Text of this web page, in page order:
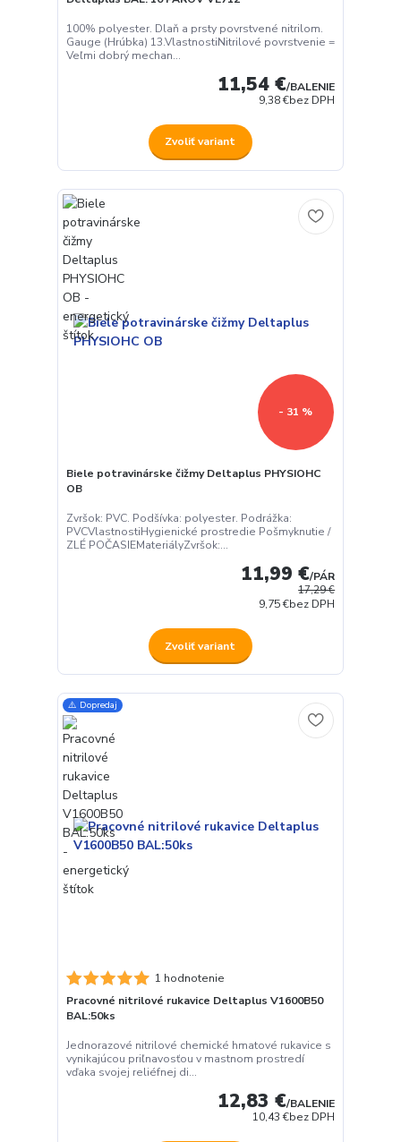
100% polyester. Dlaň a prsty povrstvené nitrilom.
Gauge (Hrúbka) 13.VlastnostiNitrilové povrstvenie =
Veľmi dobrý mechan...
11,54 €/BALENIE
9,38 €bez DPH
Zvoliť variant
- 31 %
Biele potravinárske čižmy Deltaplus PHYSIOHC
OB
Zvršok: PVC. Podšívka: polyester. Podrážka:
PVCVlastnostiHygienické prostredie Pošmyknutie /
ZLÉ POČASIEMateriályZvršok:...
17,29 €
11,99 €/PÁR
9,75 €bez DPH
Zvoliť variant
⚠️ Dopredaj
1 hodnotenie
Pracovné nitrilové rukavice Deltaplus V1600B50
BAL:50ks
Jednorazové nitrilové chemické hmatové rukavice s
vynikajúcou priľnavosťou v mastnom prostredí
vďaka svojej reliéfnej di...
12,83 €/BALENIE
10,43 €bez DPH